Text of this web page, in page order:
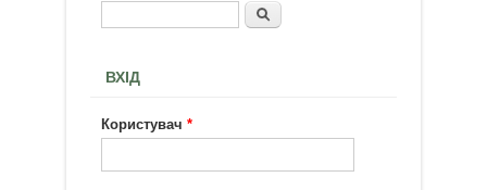
Пошукова форма
Пошук
ВХІД
Користувач*